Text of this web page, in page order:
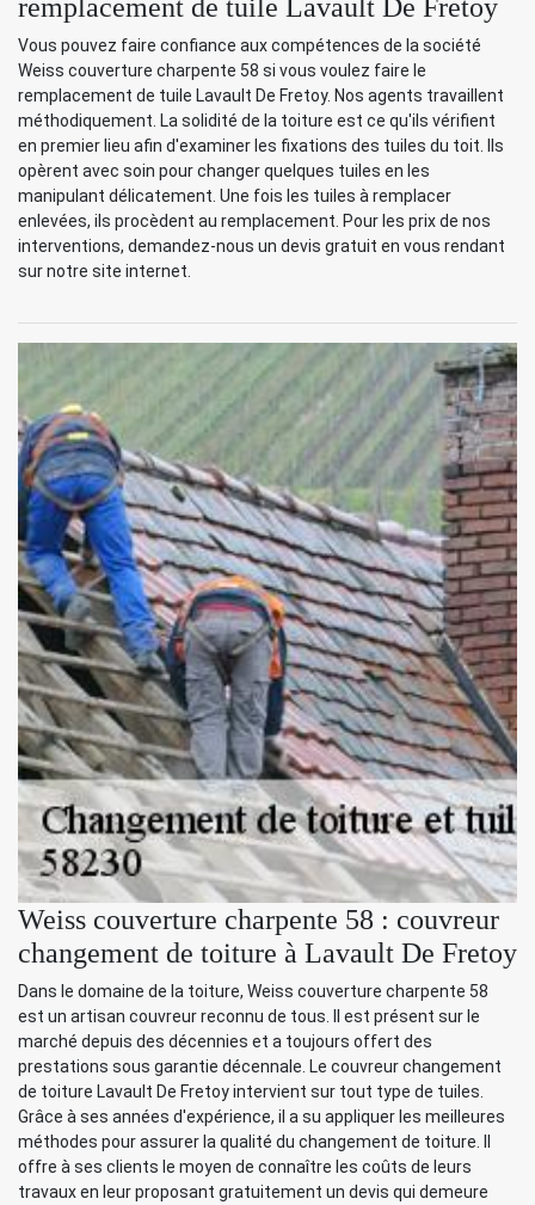
remplacement de tuile Lavault De Fretoy
Vous pouvez faire confiance aux compétences de la société
Weiss couverture charpente 58 si vous voulez faire le
remplacement de tuile Lavault De Fretoy. Nos agents travaillent
méthodiquement. La solidité de la toiture est ce qu'ils vérifient
en premier lieu afin d'examiner les fixations des tuiles du toit. Ils
opèrent avec soin pour changer quelques tuiles en les
manipulant délicatement. Une fois les tuiles à remplacer
enlevées, ils procèdent au remplacement. Pour les prix de nos
interventions, demandez-nous un devis gratuit en vous rendant
sur notre site internet.
Weiss couverture charpente 58 : couvreur
changement de toiture à Lavault De Fretoy
Dans le domaine de la toiture, Weiss couverture charpente 58
est un artisan couvreur reconnu de tous. Il est présent sur le
marché depuis des décennies et a toujours offert des
prestations sous garantie décennale. Le couvreur changement
de toiture Lavault De Fretoy intervient sur tout type de tuiles.
Grâce à ses années d'expérience, il a su appliquer les meilleures
méthodes pour assurer la qualité du changement de toiture. Il
offre à ses clients le moyen de connaître les coûts de leurs
travaux en leur proposant gratuitement un devis qui demeure